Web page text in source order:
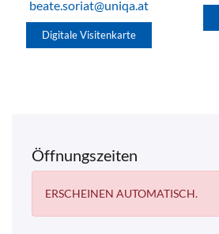
beate.soriat@uniqa.at
Digitale Visitenkarte
Öffnungszeiten
ERSCHEINEN AUTOMATISCH.